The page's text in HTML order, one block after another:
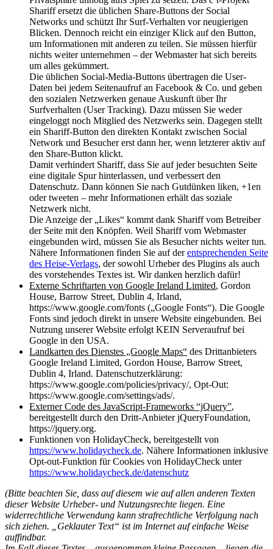
Shariff ersetzt die üblichen Share-Buttons der Social
Networks und schützt Ihr Surf-Verhalten vor neugierigen
Blicken. Dennoch reicht ein einziger Klick auf den Button,
um Informationen mit anderen zu teilen. Sie müssen hierfür
nichts weiter unternehmen – der Webmaster hat sich bereits
um alles gekümmert.
Die üblichen Social-Media-Buttons übertragen die User-
Daten bei jedem Seitenaufruf an Facebook & Co. und geben
den sozialen Netzwerken genaue Auskunft über Ihr
Surfverhalten (User Tracking). Dazu müssen Sie weder
eingeloggt noch Mitglied des Netzwerks sein. Dagegen stellt
ein Shariff-Button den direkten Kontakt zwischen Social
Network und Besucher erst dann her, wenn letzterer aktiv auf
den Share-Button klickt.
Damit verhindert Shariff, dass Sie auf jeder besuchten Seite
eine digitale Spur hinterlassen, und verbessert den
Datenschutz. Dann können Sie nach Gutdünken liken, +1en
oder tweeten – mehr Informationen erhält das soziale
Netzwerk nicht.
Die Anzeige der „Likes“ kommt dank Shariff vom Betreiber
der Seite mit den Knöpfen. Weil Shariff vom Webmaster
eingebunden wird, müssen Sie als Besucher nichts weiter tun.
Nähere Informationen finden Sie auf derentsprechenden Seite
des Heise-Verlags, der sowohl Urheber des Plugins als auch
des vorstehendes Textes ist. Wir danken herzlich dafür!
Externe Schriftarten von Google Ireland Limited, Gordon
House, Barrow Street, Dublin 4, Irland,
https://www.google.com/fonts („Google Fonts“). Die Google
Fonts sind jedoch direkt in unsere Website eingebunden. Bei
Nutzung unserer Website erfolgt KEIN Serveraufruf bei
Google in den USA.
Landkarten des Dienstes „Google Maps“ des Drittanbieters
Google Ireland Limited, Gordon House, Barrow Street,
Dublin 4, Irland. Datenschutzerklärung:
https://www.google.com/policies/privacy/, Opt-Out:
https://www.google.com/settings/ads/.
Externer Code des JavaScript-Frameworks “jQuery”,
bereitgestellt durch den Dritt-Anbieter jQueryFoundation,
https://jquery.org.
Funktionen von HolidayCheck, bereitgestellt von
https://www.holidaycheck.de. Nähere Informationen inklusive
Opt-out-Funktion für Cookies von HolidayCheck unter
https://www.holidaycheck.de/datenschutz
(Bitte beachten Sie, dass auf diesem wie auf allen anderen Texten
dieser Website Urheber- und Nutzungsrechte liegen. Eine
widerrechtliche Verwendung kann strafrechtliche Verfolgung nach
sich ziehen. „Geklauter Text“ ist im Internet auf einfache Weise
auffindbar.